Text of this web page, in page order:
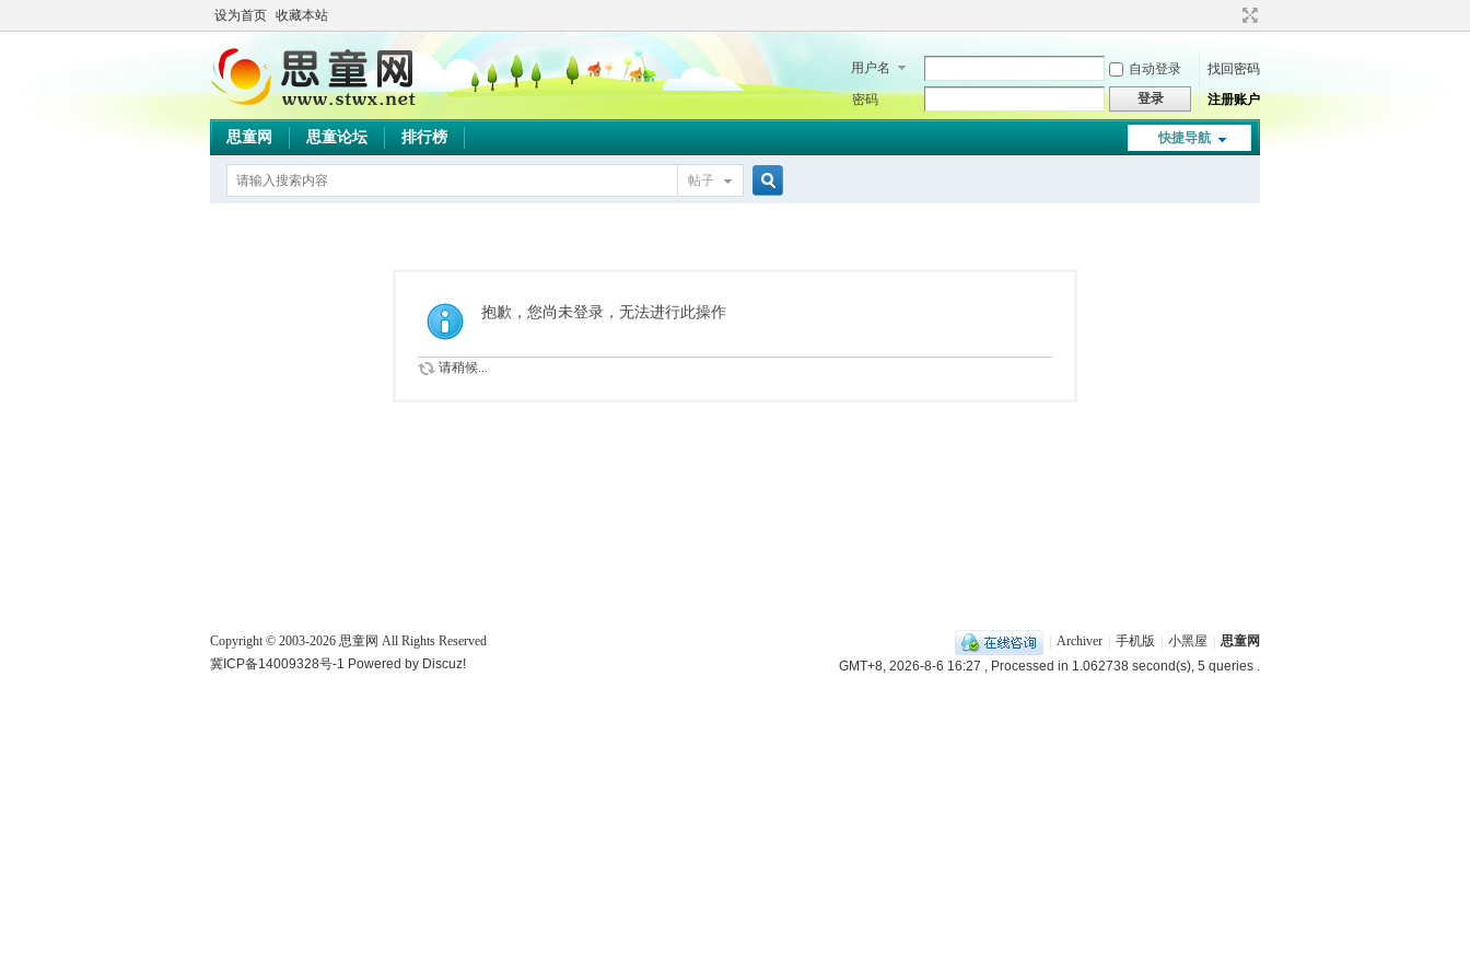
设为首页 收藏本站
用户名 自动登录
找回密码
密码
登录 注册账户
快捷导航
思童网 思童论坛 排行榜
帖子
抱歉，您尚未登录，无法进行此操作
请稍候...
Archiver 手机版 小黑屋
思童网
GMT+8, 2026-8-6 16:27 , Processed in 1.062738 second(s), 5 queries .
Copyright © 2003-2026 思童网 All Rights Reserved
冀ICP备14009328号-1 Powered by Discuz!